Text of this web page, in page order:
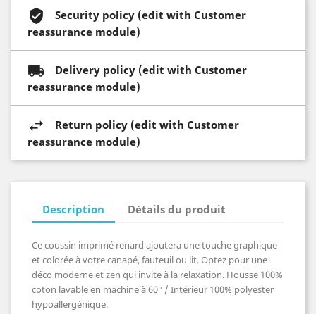
Security policy (edit with Customer
reassurance module)
Delivery policy (edit with Customer
reassurance module)
Return policy (edit with Customer
reassurance module)
Description Détails du produit
Ce coussin imprimé renard ajoutera une touche graphique
et colorée à votre canapé, fauteuil ou lit. Optez pour une
déco moderne et zen qui invite à la relaxation. Housse 100%
coton lavable en machine à 60° / Intérieur 100% polyester
hypoallergénique.